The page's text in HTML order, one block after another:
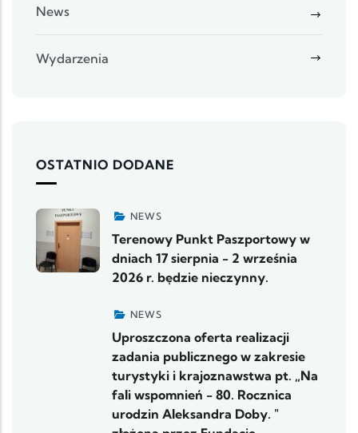
News
Wydarzenia
OSTATNIO DODANE
NEWS
Terenowy Punkt Paszportowy w
dniach 17 sierpnia - 2 września
2026 r. będzie nieczynny.
NEWS
Uproszczona oferta realizacji
zadania publicznego w zakresie
turystyki i krajoznawstwa pt. „Na
fali wspomnień - 80. Rocznica
urodzin Aleksandra Doby. "